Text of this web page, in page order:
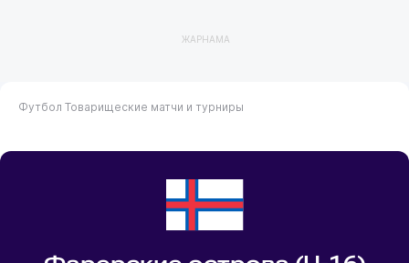
ЖАРНАМА
Футбол Товарищеские матчи и турниры